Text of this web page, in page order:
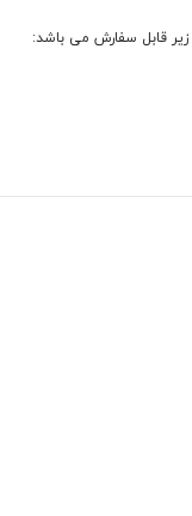
زیر قابل سفارش می باشد: